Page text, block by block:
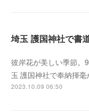
彼岸花が美しい季節。
玉 護国神社で奉納揮
2023.10.09 06:50